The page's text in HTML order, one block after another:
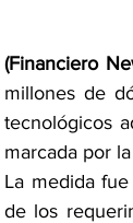
(Financiero
millones de
tecnológicos
marcada por
La medida
de los